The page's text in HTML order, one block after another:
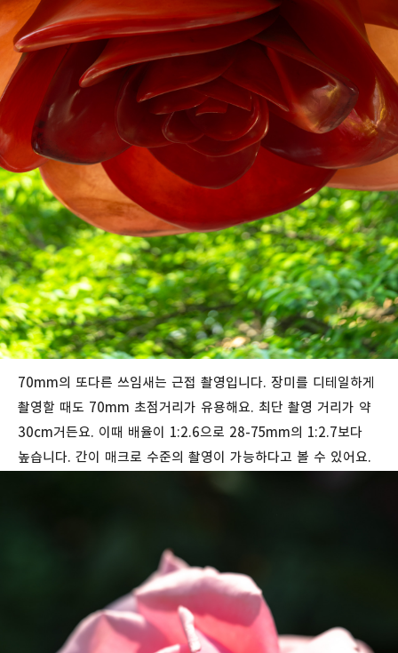
70mm의 또다른 쓰임새는 근접 촬영입니다. 장미를 디테일하게
촬영할 때도 70mm 초점거리가 유용해요. 최단 촬영 거리가 약
30cm거든요. 이때 배율이 1:2.6으로 28-75mm의 1:2.7보다
높습니다. 간이 매크로 수준의 촬영이 가능하다고 볼 수 있어요.